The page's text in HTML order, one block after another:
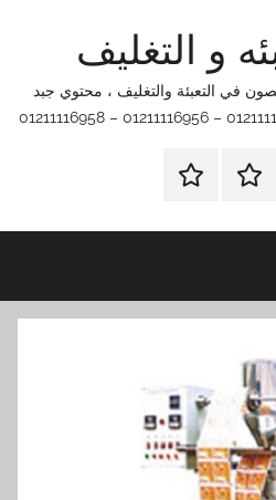
و التغليف
في التعبئة والتغليف ، محتوي جبد
اتصل
اتـصـل
في
التي